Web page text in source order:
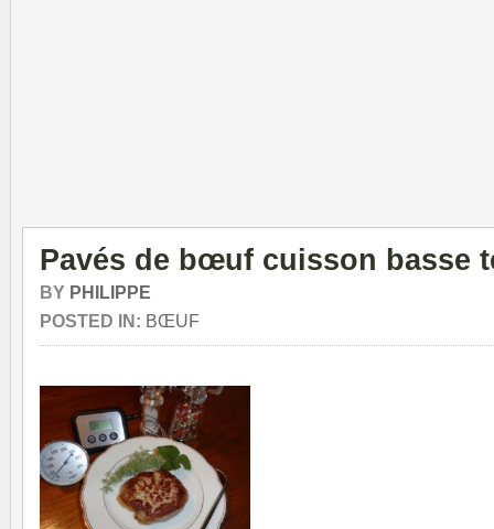
Pavés de bœuf cuisson basse
BY PHILIPPE
POSTED IN: BŒUF